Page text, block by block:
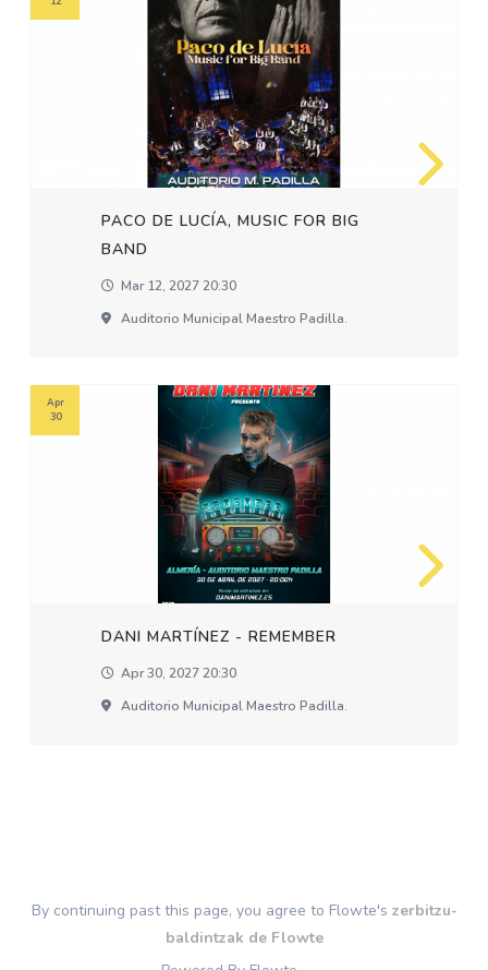
PACO DE LUCÍA, MUSIC FOR BIG
BAND
Mar 12, 2027 20:30
Auditorio Municipal Maestro Padilla.
DANI MARTÍNEZ - REMEMBER
Apr 30, 2027 20:30
Auditorio Municipal Maestro Padilla.
Apr
30
By continuing past this page, you agree to Flowte's zerbitzu-
baldintzak de Flowte